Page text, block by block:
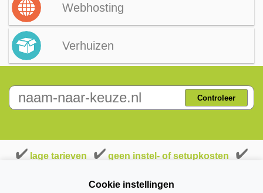
Webhosting
Verhuizen
Controleer
lage tarieven
geen instel- of setupkosten
Cookie instellingen